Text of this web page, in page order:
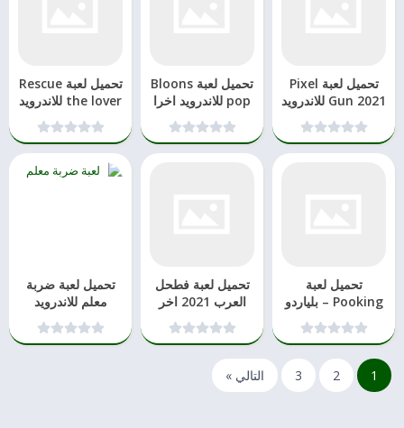
تحميل لعبة Pixel
Gun 2021 للاندرويد
تحميل لعبة Bloons
pop للاندرويد اخرا
تحديث
تحميل لعبة Rescue
the lover للاندرويد
و الايفون
تحميل لعبة
Pooking – بلياردو
سيت اخر تحديث
2021
تحميل لعبة فطحل
العرب 2021 اخر
تحديث اندرويد
وايفون
تحميل لعبة ضربة
معلم للاندرويد
والايفون
1
2
3 التالي »